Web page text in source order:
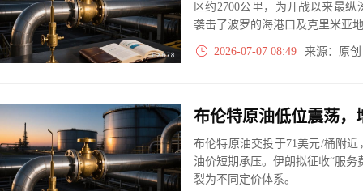
区约2700公里，为开战以来最
袭击了波罗的海港口及克里米亚
2026-07-07 08:49 来源：原
布伦特原油低位震荡，
布伦特原油交投于71美元/桶附
油价短期承压。伊朗拟征收“服
裂为不同定价体系。